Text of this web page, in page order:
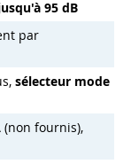
95 dB
par
sélecteur mode
(non fournis),